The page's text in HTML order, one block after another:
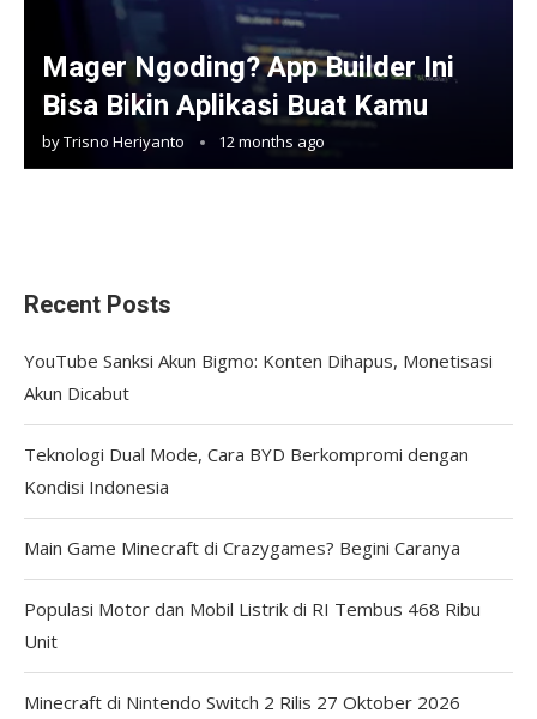
Mager Ngoding? App Builder Ini
Bisa Bikin Aplikasi Buat Kamu
byTrisno Heriyanto 12 months ago
Recent Posts
YouTube Sanksi Akun Bigmo: Konten Dihapus, Monetisasi
Akun Dicabut
Teknologi Dual Mode, Cara BYD Berkompromi dengan
Kondisi Indonesia
Main Game Minecraft di Crazygames? Begini Caranya
Populasi Motor dan Mobil Listrik di RI Tembus 468 Ribu
Unit
Minecraft di Nintendo Switch 2 Rilis 27 Oktober 2026